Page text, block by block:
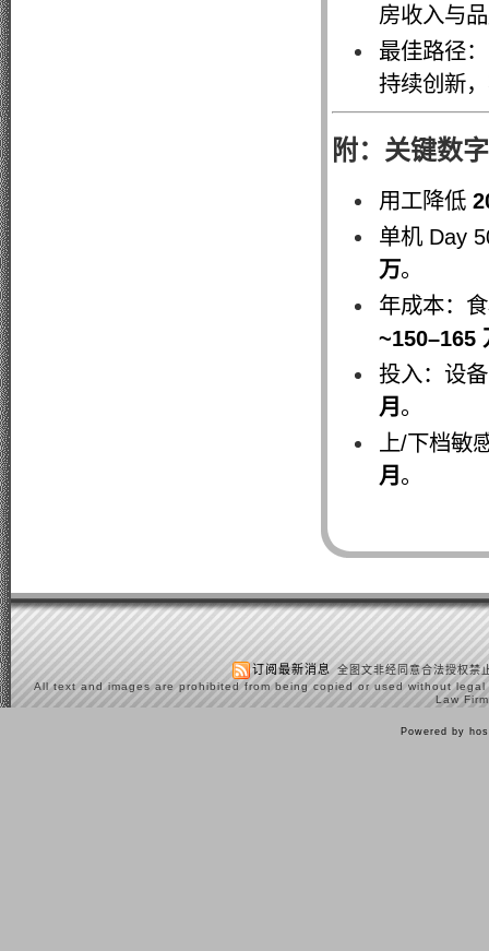
房收入与
最佳路径：
持续创新
附：关键数
用工降低
单机 Day
万。
年成本：
~150–165
投入：设
月 。
上/下档
月 。
订阅最新消息 全图文非经同意合法授权禁
All text and images are prohibited from being copied or used without
Law
Powered by